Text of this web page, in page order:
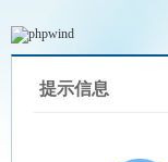
提示信息